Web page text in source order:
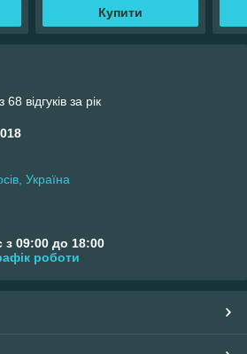
Купити
відгуків за рік
Україна
з 09:00 до 18:00
роботи